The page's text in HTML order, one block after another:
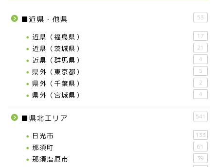
■近県・他県 53
近県（福島県） 17
近県（茨城県） 21
近県（群馬県） 4
県外（東京都） 5
県外（千葉県） 2
県外（宮城県） 4
■県北エリア 541
日光市 133
那須町 61
那須塩原市 39